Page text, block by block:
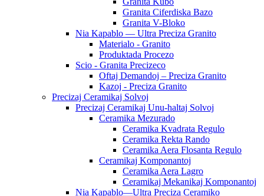
Granita Ciferdiska Bazo
Granita V-Bloko
Nia Kapablo — Ultra Preciza Granito
Materialo - Granito
Produktada Procezo
Scio - Granita Precizeco
Oftaj Demandoj – Preciza Granito
Kazoj - Preciza Granito
Precizaj Ceramikaj Solvoj
Precizaj Ceramikaj Unu-haltaj Solvoj
Ceramika Mezurado
Ceramika Kvadrata Regulo
Ceramika Rekta Rando
Ceramika Aera Flosanta Regulo
Ceramikaj Komponantoj
Ceramika Aera Lagro
Ceramikaj Mekanikaj Komponantoj
Nia Kapablo—Ultra Preciza Ceramiko